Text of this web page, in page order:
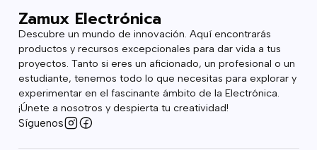
Zamux Electrónica
Descubre un mundo de innovación. Aquí encontrarás
productos y recursos excepcionales para dar vida a tus
proyectos. Tanto si eres un aficionado, un profesional o un
estudiante, tenemos todo lo que necesitas para explorar y
experimentar en el fascinante ámbito de la Electrónica.
¡Únete a nosotros y despierta tu creatividad!
Síguenos